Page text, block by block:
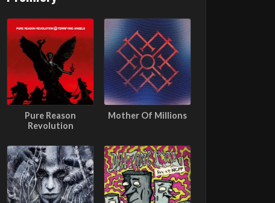
Pure Reason
Revolution
Mother Of Millions